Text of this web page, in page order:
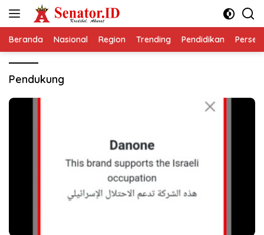
Beranda Nasional Region Trending Pendidikan
Pendukung